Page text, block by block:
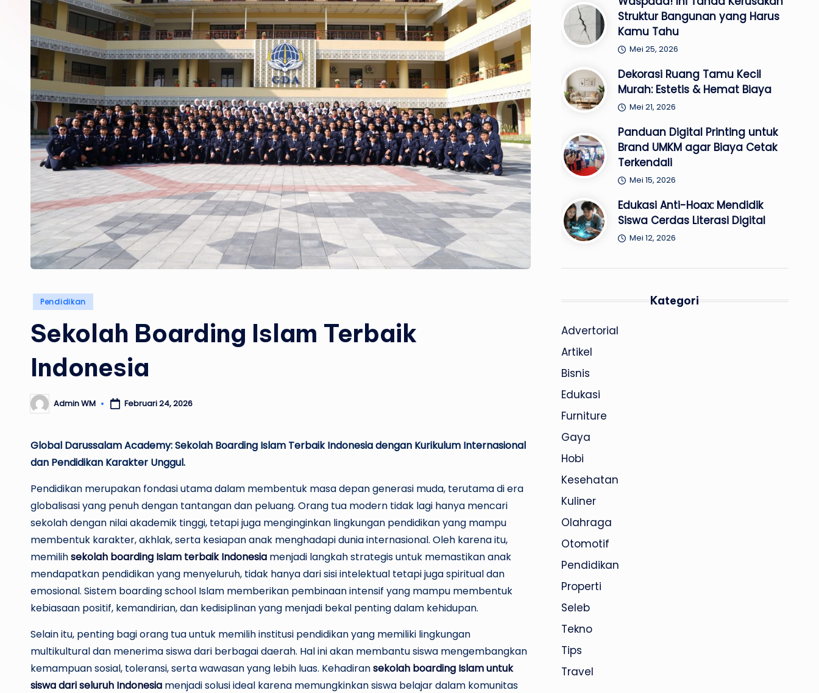
Posted
Pendidikan
Sekolah Boarding Islam Terbaik
Indonesia
Posted
by
Admin WM Februari 24, 2026
Global Darussalam Academy: Sekolah Boarding Islam Terbaik Indonesia dengan Kurikulum Internasional
dan Pendidikan Karakter Unggul.
Pendidikan merupakan fondasi utama dalam membentuk masa depan generasi muda, terutama di era
globalisasi yang penuh dengan tantangan dan peluang. Orang tua modern tidak lagi hanya mencari
sekolah dengan nilai akademik tinggi, tetapi juga menginginkan lingkungan pendidikan yang mampu
membentuk karakter, akhlak, serta kesiapan anak menghadapi dunia internasional. Oleh karena itu,
memilihsekolah boarding Islam terbaik Indonesia menjadi langkah strategis untuk memastikan anak
mendapatkan pendidikan yang menyeluruh, tidak hanya dari sisi intelektual tetapi juga spiritual dan
emosional. Sistem boarding school Islam memberikan pembinaan intensif yang mampu membentuk
kebiasaan positif, kemandirian, dan kedisiplinan yang menjadi bekal penting dalam kehidupan.
Selain itu, penting bagi orang tua untuk memilih institusi pendidikan yang memiliki lingkungan
multikultural dan menerima siswa dari berbagai daerah. Hal ini akan membantu siswa mengembangkan
kemampuan sosial, toleransi, serta wawasan yang lebih luas. Kehadiransekolah boarding Islam untuk
siswa dari seluruh Indonesia menjadi solusi ideal karena memungkinkan siswa belajar dalam komunitas
Struktur Bangunan yang Harus
Kamu Tahu
Mei 25, 2026
Dekorasi Ruang Tamu Kecil
Murah: Estetis & Hemat Biaya
Mei 21, 2026
Panduan Digital Printing untuk
Brand UMKM agar Biaya Cetak
Terkendali
Mei 15, 2026
Edukasi Anti-Hoax: Mendidik
Siswa Cerdas Literasi Digital
Mei 12, 2026
Kategori
Advertorial
Artikel
Bisnis
Edukasi
Furniture
Gaya
Hobi
Kesehatan
Kuliner
Olahraga
Otomotif
Pendidikan
Properti
Seleb
Tekno
Tips
Travel